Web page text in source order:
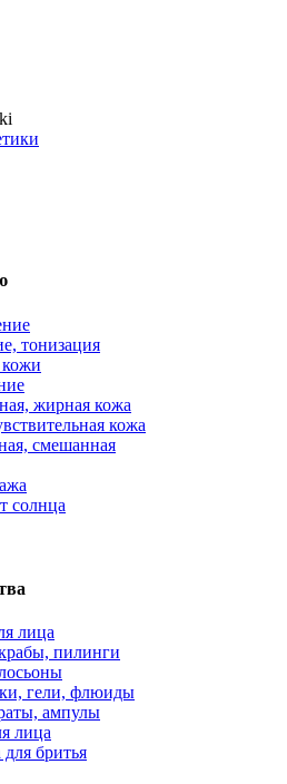
косметики
тонизация
жирная кожа
кожа
смешанная
солнца
лица
пилинги
гели, флюиды
ампулы
лица
для бритья